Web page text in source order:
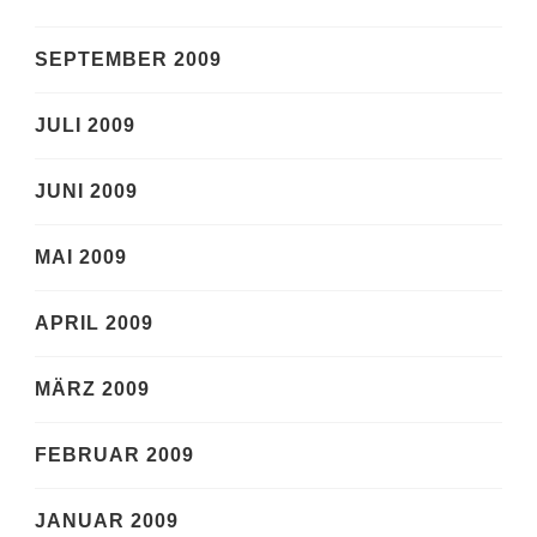
SEPTEMBER 2009
JULI 2009
JUNI 2009
MAI 2009
APRIL 2009
MÄRZ 2009
FEBRUAR 2009
JANUAR 2009